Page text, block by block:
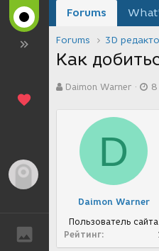
ГАЛЕРЕЯ
Forums
Forums 3D
Как
в
Daimon Warner
а
я
D
Daimon Warner
Пользователь сайта
Рейтинг